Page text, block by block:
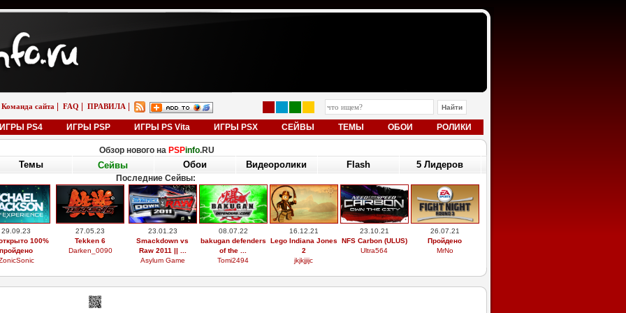
Команда сайта FAQ ПРАВИЛА
PS4 ИГРЫ PSP ИГРЫ PS Vita ИГРЫ PSX СЕЙВЫ ТЕМЫ ОБОИ РОЛИКИ
Обзор нового на PSPinfo.RU
Темы Сейвы Обои Видеоролики Flash 5 Лидеров
Последние Сейвы:
29.09.23
100%
пройдено
27.05.23
Tekken 6
Darken_0090
23.01.23
Smackdown vs
Raw 2011 || ...
Asylum Game
08.07.22
bakugan defenders
of the ...
Tomi2494
16.12.21
Lego Indiana Jones
2
jkjkjjijc
23.10.21
NFS Carbon (ULUS)
Ultra564
26.07.21
Пройдено
MrNo